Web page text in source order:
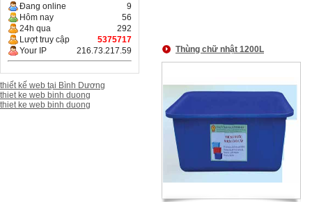
Đang online
9
Hôm nay
56
24h qua
292
Lượt truy cập
5375717
Your IP
216.73.217.59
thiết kế web tại Bình Dương
thiet ke web binh duong
thiet ke web binh duong
Thùng chữ nhật 1200L